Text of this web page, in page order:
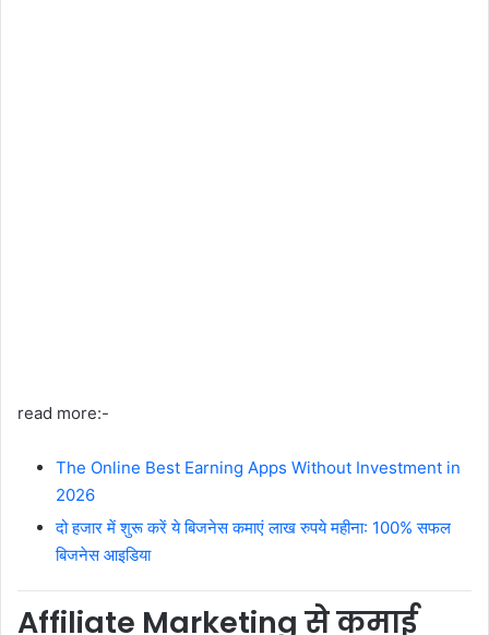
read more:-
The Online Best Earning Apps Without Investment in
2026
दो हजार में शुरू करें ये बिजनेस कमाएं लाख रुपये महीना: 100% सफल
बिजनेस आइडिया
Affiliate Marketing से कमाई